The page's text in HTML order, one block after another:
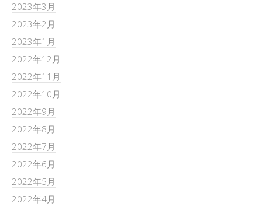
2023年3月
2023年2月
2023年1月
2022年12月
2022年11月
2022年10月
2022年9月
2022年8月
2022年7月
2022年6月
2022年5月
2022年4月